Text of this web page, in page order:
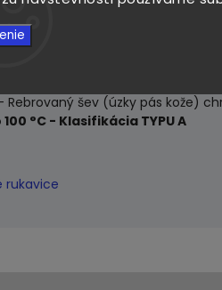
hovädzia koža - Dĺžka
kusu kože, čo poskytuje
ktorá siaha až do stredu
šev (úzky pás kože)
°C - Klasifikácia TYPU A
rukavice